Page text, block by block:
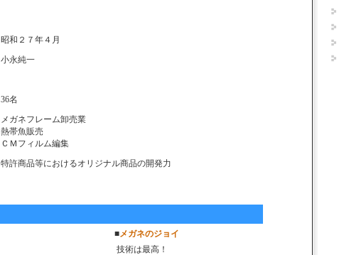
昭和２７年４月
小永純一
36名
メガネフレーム卸売業
熱帯魚販売
ＣＭフィルム編集
特許商品等におけるオリジナル商品の開発力
■メガネのジョイ
技術は最高！